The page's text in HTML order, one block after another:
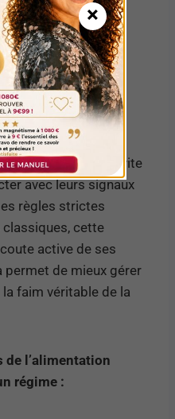
approche qui invite
avec leurs signaux
règles strictes
cette
active de ses
permet de mieux gérer
faim véritable de la
de l’alimentation
régime :
×